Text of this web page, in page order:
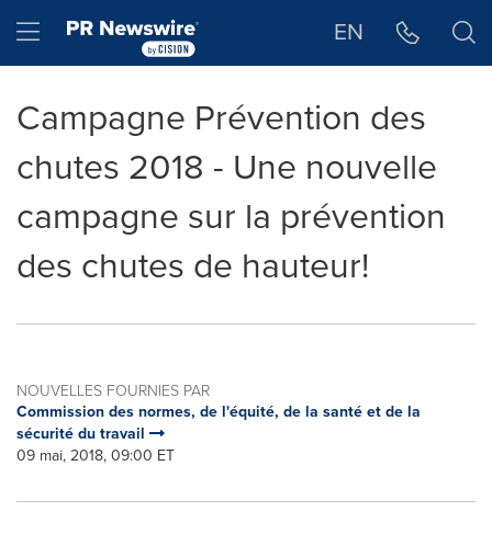
Hamburger menu EN
Campagne Prévention des
chutes 2018 - Une nouvelle
campagne sur la prévention
des chutes de hauteur!
NOUVELLES FOURNIES PAR
Commission des normes, de l'équité, de la santé et de la
sécurité du travail
09 mai, 2018, 09:00 ET